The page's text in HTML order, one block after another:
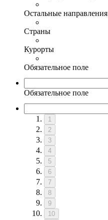
Остальные направления
Страны
Курорты
Обязательное поле
Обязательное поле
1
2
3
4
5
6
7
8
9
10